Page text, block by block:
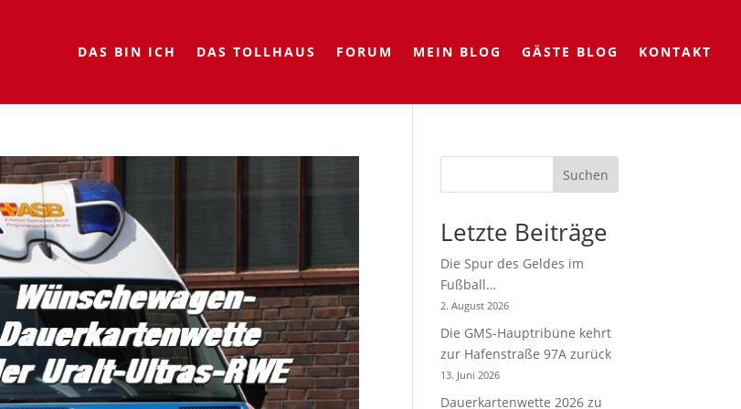
DAS BIN ICH DAS TOLLHAUS FORUM MEIN BLOG GÄSTE BLOG KONTAKT
Suchen
Letzte Beiträge
Die Spur des Geldes im
Fußball…
2. August 2026
Die GMS-Hauptribüne kehrt
zur Hafenstraße 97A zurück
13. Juni 2026
Dauerkartenwette 2026 zu